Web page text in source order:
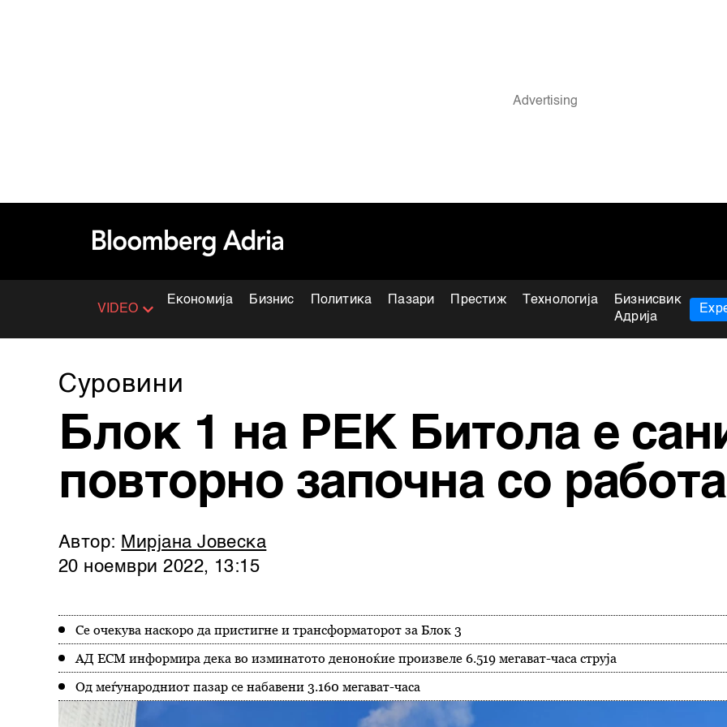
VIDEO
Економија Бизнис Политика Пазари Престиж Технологија
Бизнисвик
Адрија
Суровини
Блок 1 на РЕК Битола е
повторно започна со работа
Автор: Мирјана Јовеска
20 ноември 2022, 13:15
Се очекува наскоро да пристигне и трансформаторот за Блок 3
АД ЕСМ информира дека во изминатото деноноќие произвеле 6.519 мегават-часа струја
Од меѓународниот пазар се набавени 3.160 мегават-часа